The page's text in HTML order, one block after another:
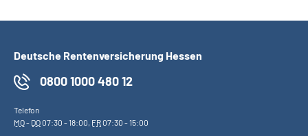
Deutsche Rentenversicherung Hessen
0800 1000 480 12
Telefon
MO- DO07:30 - 18:00, FR07:30 - 15:00